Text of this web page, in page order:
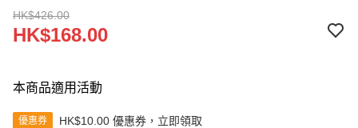
HK$426.00
HK$168.00
本商品適用活動
優惠券 HK$10.00 優惠券，立即領取